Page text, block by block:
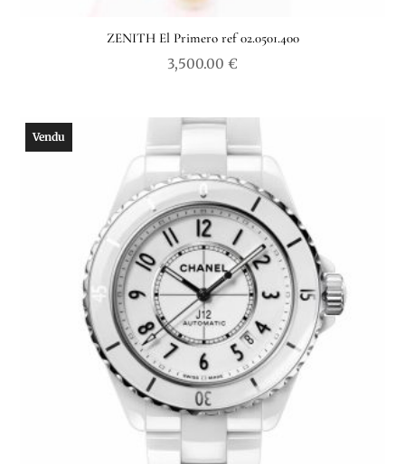
ZENITH El Primero ref 02.0501.400
3,500.00 €
Vendu